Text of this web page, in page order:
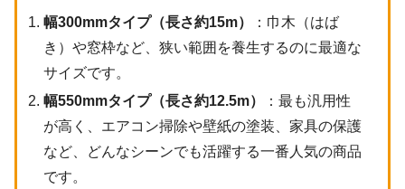
幅300mmタイプ（長さ約15m）
：巾木（はば
き）や窓枠など、狭い範囲を養生するのに最適な
サイズです。
幅550mmタイプ（長さ約12.5m）
：最も汎用性
が高く、エアコン掃除や壁紙の塗装、家具の保護
など、どんなシーンでも活躍する一番人気の商品
です。